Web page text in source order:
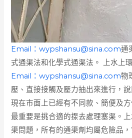
Email：wypshansu@sina.com通
式通渠法和化學式通渠法。 上水上
Email：wypshansu@sina.com物
壓、直接接觸及壓力抽出來進行，
現在市面上已經有不同款、簡便及
最重要是挑合適的揼去處理塞渠。
渠問題，所有的通渠劑均屬危險品